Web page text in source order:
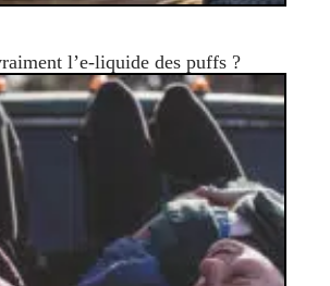
l’e-liquide des puffs ?